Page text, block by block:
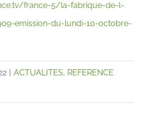
france-5/la-fabrique-de-l-
emission-du-lundi-10-octobre-
| ACTUALITES, REFERENCE